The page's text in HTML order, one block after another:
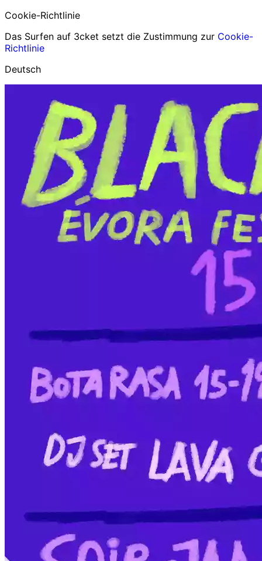
Cookie-Richtlinie
Das Surfen auf 3cket setzt die Zustimmung zur Cookie-
Richtlinie
Deutsch